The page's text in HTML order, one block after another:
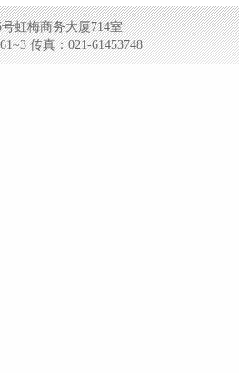
虹梅商务大厦714室
传真：021-61453748